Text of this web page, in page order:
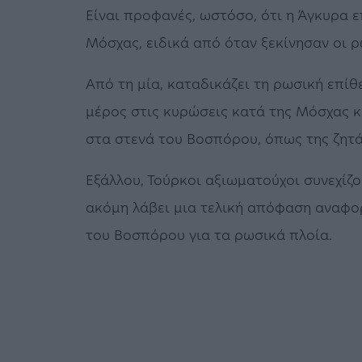
Είναι προφανές, ωστόσο, ότι η Άγκυρα
Μόσχας, ειδικά από όταν ξεκίνησαν οι
Από τη μία, καταδικάζει τη ρωσική
μέρος στις κυρώσεις κατά της Μόσχας
στα στενά του Βοσπόρου, όπως της
Εξάλλου, Τούρκοι αξιωματούχοι
ακόμη λάβει μια τελική απόφαση
του Βοσπόρου για τα ρωσικά πλοία.